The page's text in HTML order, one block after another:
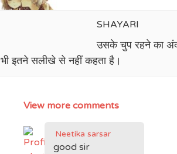
SHAYARI
उसके चुप रहने का
भी इतने सलीखे से नहीं कहता है।
View more comments
Neetika sarsar
good sir